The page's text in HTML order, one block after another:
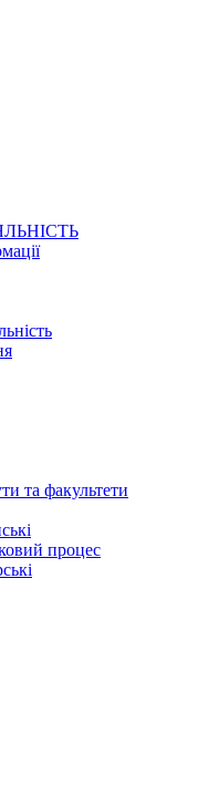
та факультети
процес